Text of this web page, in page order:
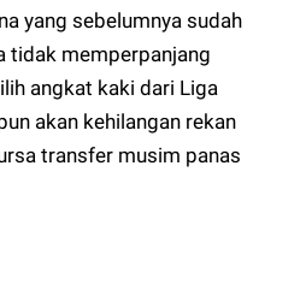
yang sebelumnya sudah
tidak memperpanjang
angkat kaki dari Liga
akan kehilangan rekan
transfer musim panas